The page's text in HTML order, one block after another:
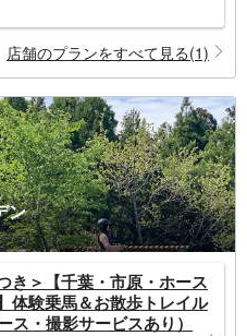
店舗のプランをすべて見る(1)
ン
き＞【千葉・市原・ホース
体験乗馬＆お散歩トレイル
ス・撮影サービスあり）